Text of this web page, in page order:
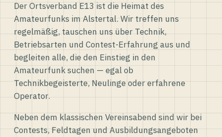
Der Ortsverband E13 ist die Heimat des
Amateurfunks im Alstertal. Wir treffen uns
regelmäßig, tauschen uns über Technik,
Betriebsarten und Contest-Erfahrung aus und
begleiten alle, die den Einstieg in den
Amateurfunk suchen — egal ob
Technikbegeisterte, Neulinge oder erfahrene
Operator.
Neben dem klassischen Vereinsabend sind wir bei
Contests, Feldtagen und Ausbildungsangeboten